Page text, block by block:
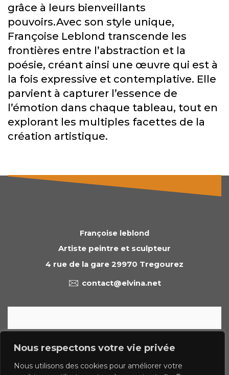
Nous respectons votre vie privée
Nous utilisons des cookies pour améliorer votre
grâce à leurs bienveillants
pouvoirs.Avec son style unique,
Françoise Leblond transcende les
frontières entre l’abstraction et la
poésie, créant ainsi une œuvre qui est à
la fois expressive et contemplative. Elle
parvient à capturer l’essence de
l’émotion dans chaque tableau, tout en
explorant les multiples facettes de la
création artistique.
Françoise leblond
Artiste peintre et sculpteur
4 rue de la gare 29970 Tregourez
contact@elvina.net
Politique de confidentialite Mentions légales